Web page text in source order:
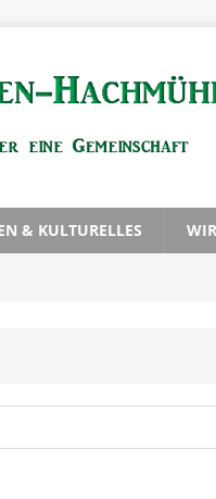
& KULTURELLES